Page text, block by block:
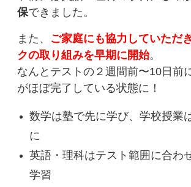
保できました。
また、 ご家庭にも協力していただ
クの取り組みを早期に開始。
なんと テストの２週間前〜10日前
がほぼ完了 している状態に！
数学は塾で先に学び、学校授業
に
英語・理科はテスト範囲に合わ
学習